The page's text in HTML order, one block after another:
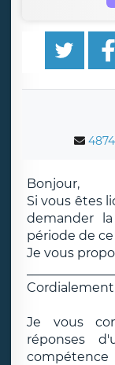
Bonjour,
Si vous êtes
demander
période de
Je vous
Je vous
réponses
compétence